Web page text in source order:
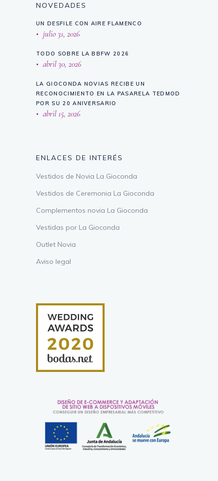
NOVEDADES
UN DESFILE CON AIRE FLAMENCO
julio 31, 2026
TODO SOBRE LA BBFW 2026
abril 30, 2026
LA GIOCONDA NOVIAS RECIBE UN
RECONOCIMIENTO EN LA PASARELA TEDMOD
POR SU 20 ANIVERSARIO
abril 15, 2026
ENLACES DE INTERÉS
Vestidos de Novia La Gioconda
Vestidos de Ceremonia La Gioconda
Complementos novia La Gioconda
Vestidas por La Gioconda
Outlet Novia
Aviso legal